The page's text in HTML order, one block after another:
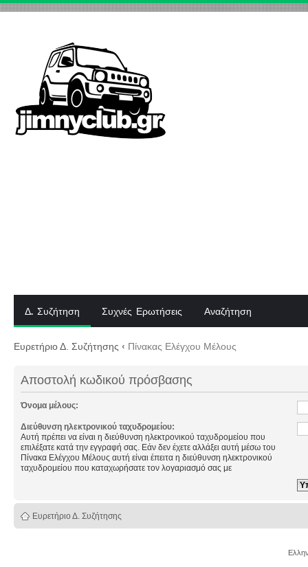
Δ. Συζήτηση Συχνές Ερωτήσεις Αναζήτηση
Ευρετήριο Δ. Συζήτησης ‹ Πίνακας Ελέγχου Μέλους
Αποστολή κωδικού πρόσβασης
Όνομα μέλους:
Διεύθυνση ηλεκτρονικού ταχυδρομείου:
Αυτή πρέπει να είναι η διεύθυνση ηλεκτρονικού ταχυδρομείου που
επιλέξατε κατά την εγγραφή σας. Εάν δεν έχετε αλλάξει αυτή μέσω του
Πίνακα Ελέγχου Μέλους αυτή είναι έπειτα η διεύθυνση ηλεκτρονικού
ταχυδρομείου που καταχωρήσατε τον λογαριασμό σας με
Ευρετήριο Δ. Συζήτησης